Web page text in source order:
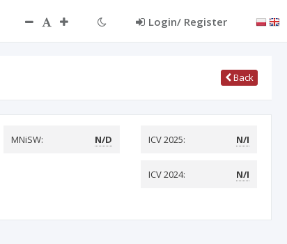
Login/ Register
Back
MNiSW: N/D ICV 2025: N/I
ICV 2024: N/I